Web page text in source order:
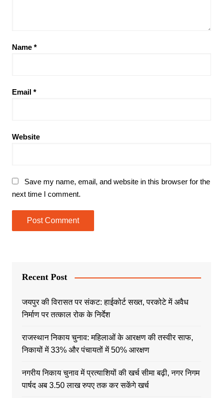
Name *
Email *
Website
Save my name, email, and website in this browser for the
next time I comment.
Recent Post
जयपुर की विरासत पर संकट: हाईकोर्ट सख्त, परकोटे में अवैध
निर्माण पर तत्काल रोक के निर्देश
राजस्थान निकाय चुनाव: महिलाओं के आरक्षण की तस्वीर साफ,
निकायों में 33% और पंचायतों में 50% आरक्षण
नगरीय निकाय चुनाव में प्रत्याशियों की खर्च सीमा बढ़ी, नगर निगम
पार्षद अब 3.50 लाख रुपए तक कर सकेंगे खर्च